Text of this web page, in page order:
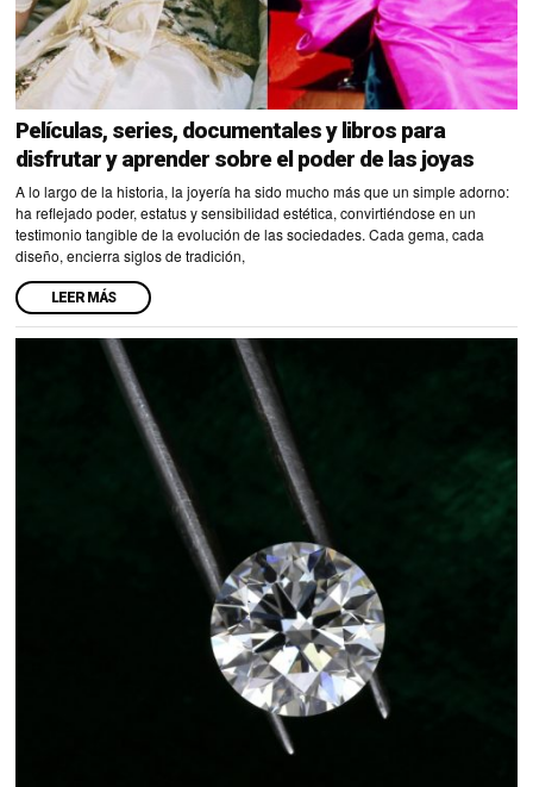
Películas, series, documentales y libros para
disfrutar y aprender sobre el poder de las joyas
A lo largo de la historia, la joyería ha sido mucho más que un simple adorno:
ha reflejado poder, estatus y sensibilidad estética, convirtiéndose en un
testimonio tangible de la evolución de las sociedades. Cada gema, cada
diseño, encierra siglos de tradición,
LEER MÁS